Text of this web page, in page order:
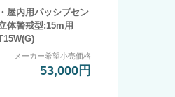
屋内用パッシブセン
体警戒型:15m用
メーカー希望小売価格
53,000円